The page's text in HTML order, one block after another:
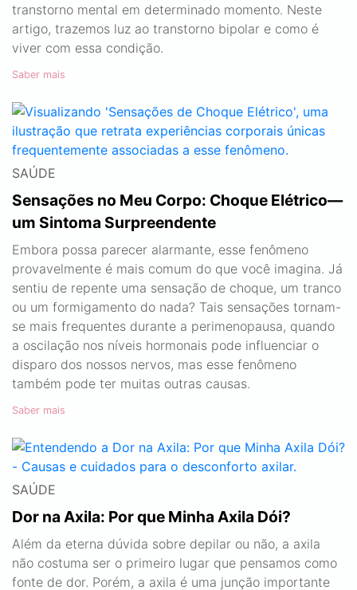
transtorno mental em determinado momento. Neste
artigo, trazemos luz ao transtorno bipolar e como é
viver com essa condição.
Saber mais
SAÚDE
Sensações no Meu Corpo: Choque Elétrico—
um Sintoma Surpreendente
Embora possa parecer alarmante, esse fenômeno
provavelmente é mais comum do que você imagina. Já
sentiu de repente uma sensação de choque, um tranco
ou um formigamento do nada? Tais sensações tornam-
se mais frequentes durante a perimenopausa, quando
a oscilação nos níveis hormonais pode influenciar o
disparo dos nossos nervos, mas esse fenômeno
também pode ter muitas outras causas.
Saber mais
SAÚDE
Dor na Axila: Por que Minha Axila Dói?
Além da eterna dúvida sobre depilar ou não, a axila
não costuma ser o primeiro lugar que pensamos como
fonte de dor. Porém, a axila é uma junção importante